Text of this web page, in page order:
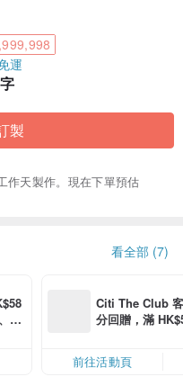
運
製
作天製作。現在下單預估
看全部 (7)
日
Citi The Club
分回贈，滿
前往活動頁